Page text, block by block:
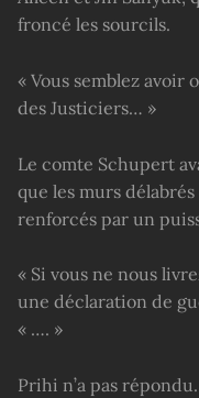
froncé les sourcils.
« Vous semblez avoir
des Justiciers… »
Le comte Schupert
que les murs
renforcés par un
« Si vous ne nous
une déclaration de
« …. »
Prihi n’a pas